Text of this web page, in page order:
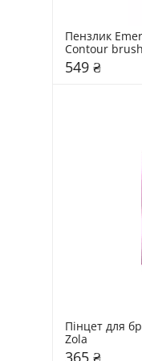
Пензлик
Contour
549 ₴
Пінцет для
Zola